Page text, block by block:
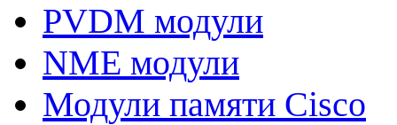
PVDM модули
NME модули
Модули памяти Cisco